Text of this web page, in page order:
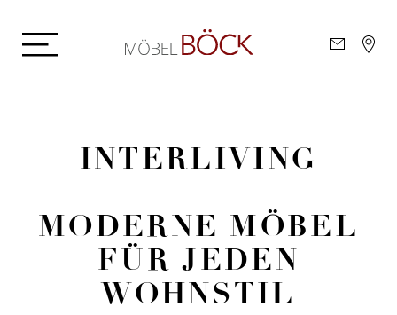
INTERLIVING
MODERNE MÖBEL
FÜR JEDEN
WOHNSTIL